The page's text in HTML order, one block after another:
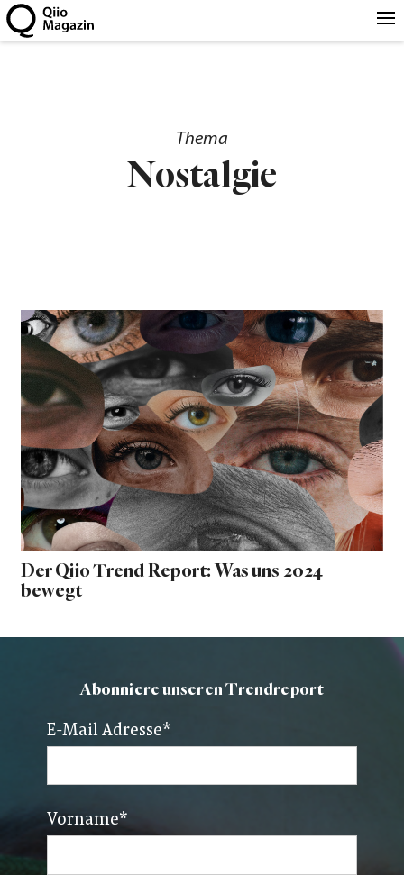
Thema
Nostalgie
Der Qiio Trend Report: Was uns 2024
bewegt
Abonniere unseren Trendreport
E-Mail Adresse*
Vorname*